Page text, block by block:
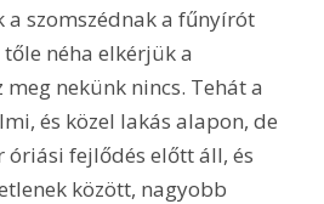
szomszédnak a fűnyírót
néha elkérjük a
nekünk nincs. Tehát a
és közel lakás alapon, de
óriási fejlődés előtt áll, és
között, nagyobb